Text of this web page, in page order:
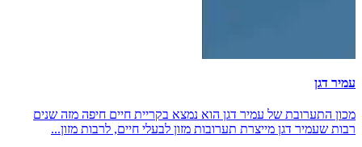
עמיר דגן
מכון התערובת של עמיר דגן הוא נמצא בקריית חיים חיפה מזה שנים
רבות שעמיר דגן מייצרת תערובות מזון לבעלי חיים, לרבות מזון...